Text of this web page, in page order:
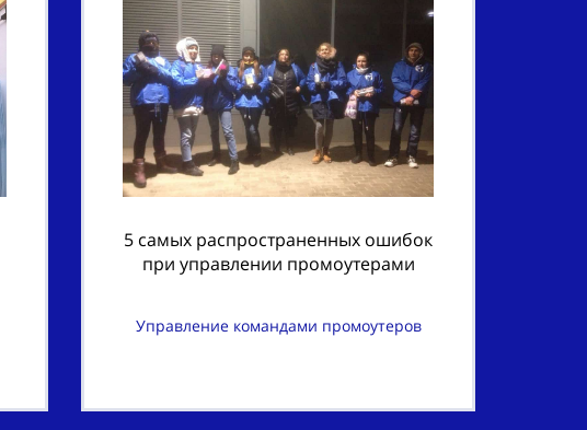
5 самых распространенных ошибок
при управлении промоутерами
Управление командами промоутеров